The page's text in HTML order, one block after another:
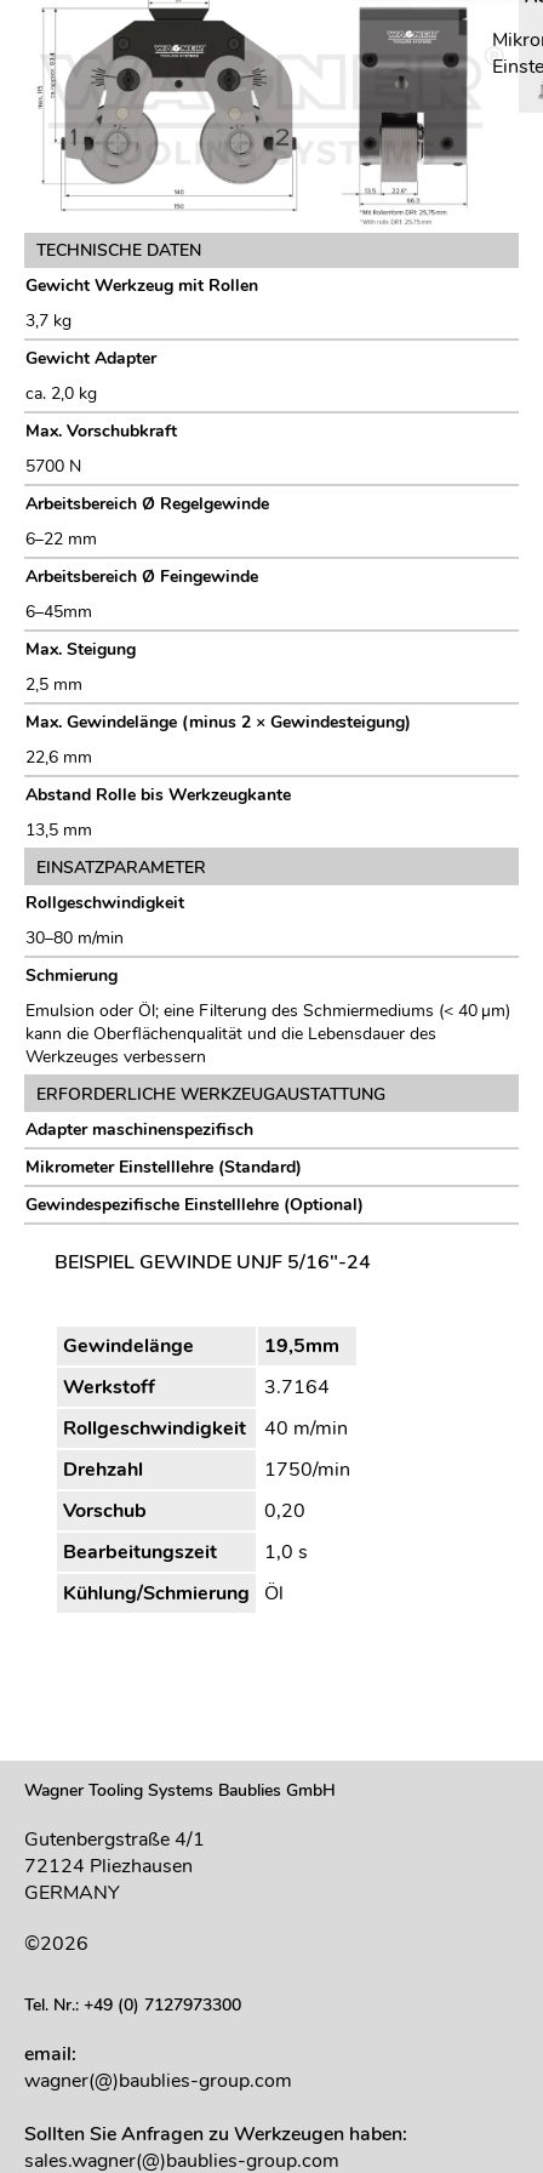
TECHNISCHE DATEN
Gewicht Werkzeug mit Rollen
3,7 kg
Gewicht Adapter
ca. 2,0 kg
Max. Vorschubkraft
5700 N
Arbeitsbereich Ø Regelgewinde
6–22 mm
Arbeitsbereich Ø Feingewinde
6–45mm
Max. Steigung
2,5 mm
Max. Gewindelänge (minus 2 × Gewindesteigung)
22,6 mm
Abstand Rolle bis Werkzeugkante
13,5 mm
EINSATZPARAMETER
Rollgeschwindigkeit
30–80 m/min
Schmierung
Emulsion oder Öl; eine Filterung des Schmiermediums (< 40 µm)
kann die Oberflächenqualität und die Lebensdauer des
Werkzeuges verbessern
ERFORDERLICHE WERKZEUGAUSTATTUNG
Adapter maschinenspezifisch
Mikrometer Einstelllehre (Standard)
Gewindespezifische Einstelllehre (Optional)
BEISPIEL GEWINDE UNJF 5/16"-24
Gewindelänge
19,5mm
Werkstoff
3.7164
Rollgeschwindigkeit
40 m/min
Drehzahl
1750/min
Vorschub
0,20
Bearbeitungszeit
1,0 s
Kühlung/Schmierung
Öl
Wagner Tooling Systems Baublies GmbH
Gutenbergstraße 4/1
72124 Pliezhausen
GERMANY
©2026
Tel. Nr.: +49 (0) 7127973300
email:
wagner(@)baublies-group.com
Sollten Sie Anfragen zu Werkzeugen haben:
sales.wagner(@)baublies-group.com